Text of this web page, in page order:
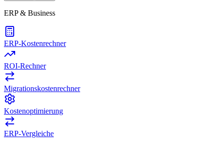
ERP & Business
ERP-Kostenrechner
ROI-Rechner
Migrationskostenrechner
Kostenoptimierung
ERP-Vergleiche